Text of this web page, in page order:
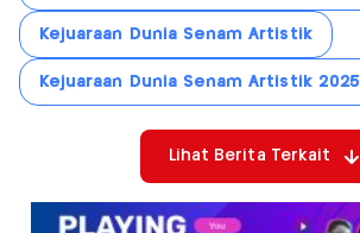
Kejuaraan Dunia Senam Artistik
Kejuaraan Dunia Senam Artistik 2025
Lihat Berita Terkait